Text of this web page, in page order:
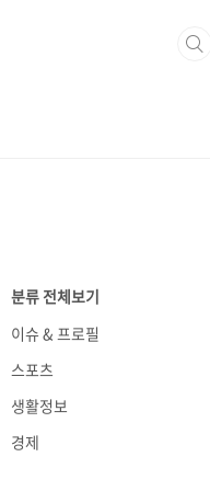
분류 전체보기
이슈 & 프로필
스포츠
생활정보
경제